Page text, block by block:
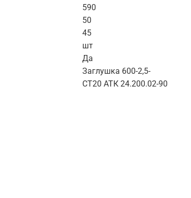
590
50
45
шт
Да
Заглушка 600-2,5-
СТ20 АТК 24.200.02-90